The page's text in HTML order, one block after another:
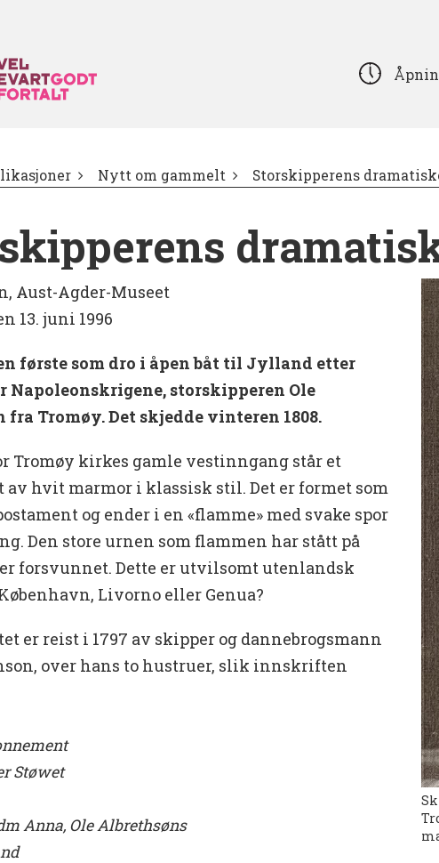
Nytt om gammelt Storskipperens
Aust-Agder-Museet
13. juni 1996
første som dro i åpen båt til Jylland etter
Napoleonskrigene, storskipperen Ole
fra Tromøy. Det skjedde vinteren 1808.
Tromøy kirkes gamle vestinngang står et
av hvit marmor i klassisk stil. Det er formet som
og ender i en «flamme» med svake spor
Den store urnen som flammen har stått på
forsvunnet. Dette er utvilsomt utenlandsk
Livorno eller Genua?
er reist i 1797 av skipper og dannebrogsmann
over hans to hustruer, slik innskriften
Støwet
Anna, Ole Albrethsøns